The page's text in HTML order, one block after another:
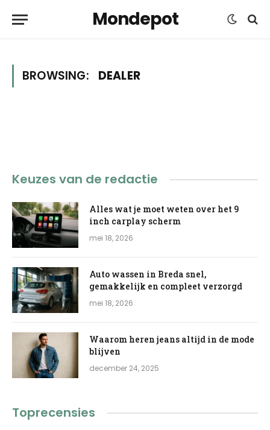
Mondepot
BROWSING: DEALER
Keuzes van de redactie
Alles wat je moet weten over het 9
inch carplay scherm
mei 18, 2026
Auto wassen in Breda snel,
gemakkelijk en compleet verzorgd
mei 18, 2026
Waarom heren jeans altijd in de mode
blijven
december 24, 2025
Toprecensies